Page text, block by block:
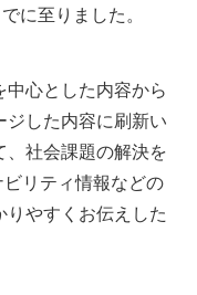
に至りました。
心とした内容から
ジした内容に刷新い
、社会課題の解決を
リティ情報などの
やすくお伝えした